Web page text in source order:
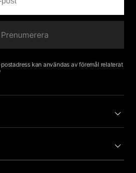
Prenumerera
kan användas av föremål relaterat